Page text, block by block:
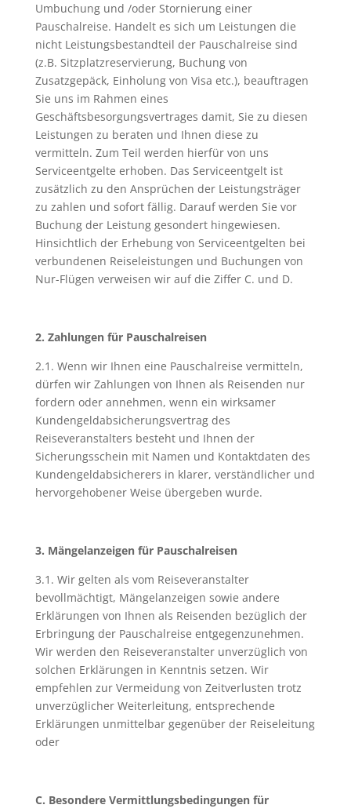
Umbuchung und /oder Stornierung einer
Pauschalreise. Handelt es sich um Leistungen die
nicht Leistungsbestandteil der Pauschalreise sind
(z.B. Sitzplatzreservierung, Buchung von
Zusatzgepäck, Einholung von Visa etc.), beauftragen
Sie uns im Rahmen eines
Geschäftsbesorgungsvertrages damit, Sie zu diesen
Leistungen zu beraten und Ihnen diese zu
vermitteln. Zum Teil werden hierfür von uns
Serviceentgelte erhoben. Das Serviceentgelt ist
zusätzlich zu den Ansprüchen der Leistungsträger
zu zahlen und sofort fällig. Darauf werden Sie vor
Buchung der Leistung gesondert hingewiesen.
Hinsichtlich der Erhebung von Serviceentgelten bei
verbundenen Reiseleistungen und Buchungen von
Nur-Flügen verweisen wir auf die Ziffer C. und D.
2. Zahlungen für Pauschalreisen
2.1. Wenn wir Ihnen eine Pauschalreise vermitteln,
dürfen wir Zahlungen von Ihnen als Reisenden nur
fordern oder annehmen, wenn ein wirksamer
Kundengeldabsicherungsvertrag des
Reiseveranstalters besteht und Ihnen der
Sicherungsschein mit Namen und Kontaktdaten des
Kundengeldabsicherers in klarer, verständlicher und
hervorgehobener Weise übergeben wurde.
3. Mängelanzeigen für Pauschalreisen
3.1. Wir gelten als vom Reiseveranstalter
bevollmächtigt, Mängelanzeigen sowie andere
Erklärungen von Ihnen als Reisenden bezüglich der
Erbringung der Pauschalreise entgegenzunehmen.
Wir werden den Reiseveranstalter unverzüglich von
solchen Erklärungen in Kenntnis setzen. Wir
empfehlen zur Vermeidung von Zeitverlusten trotz
unverzüglicher Weiterleitung, entsprechende
Erklärungen unmittelbar gegenüber der Reiseleitung
oder
C. Besondere Vermittlungsbedingungen für